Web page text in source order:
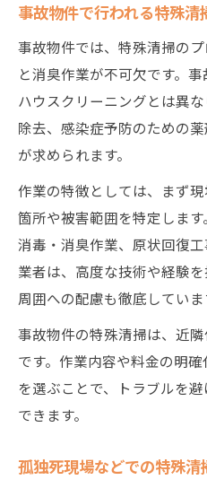
特殊清掃の依頼基
介
見積もりで分かる
ント
料金相場から考え
法
悪徳業者を避ける特
悪徳業者に多い特
は
特殊清掃の契約で
悪徳業者回避のた
事故物件で行われる特殊清
事故物件では、特殊清掃の
と消臭作業が不可欠です。
ハウスクリーニングとは異
除去、感染症予防のための
が求められます。
作業の特徴としては、まず
箇所や被害範囲を特定します
消毒・消臭作業、原状回復
業者は、高度な技術や経験
周囲への配慮も徹底していま
事故物件の特殊清掃は、近
です。作業内容や料金の明
を選ぶことで、トラブルを
できます。
孤独死現場などでの特殊清